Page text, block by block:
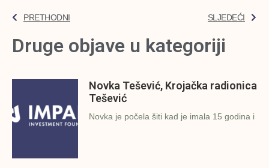
PRETHODNI SLJEDEĆI
Druge objave u kategoriji
Novka Tešević, Krojačka radionica
Tešević
Novka je počela šiti kad je imala 15 godina i